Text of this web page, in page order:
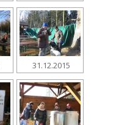
31.12.2015